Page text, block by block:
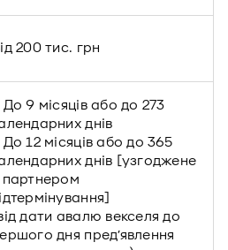
200 тис. грн
До 9 місяців або до 273
днів
До 12 місяців або до 365
днів [узгоджене
партнером
дати авалю векселя до
дня пред’явлення